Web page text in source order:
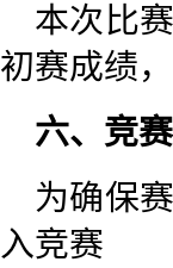
本次比
初赛成绩
六、竞
为确保
入竞赛